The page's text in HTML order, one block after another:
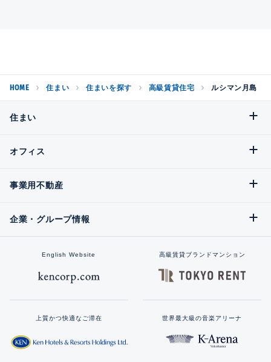
HOME 住まい 住まいを探す 高級賃貸住宅 ルシマン月島
住まい
オフィス
事業用不動産
企業・グループ情報
English Website 高級賃貸ブランドマンション
上質かつ快適なご滞在 世界最大級の音楽アリーナ